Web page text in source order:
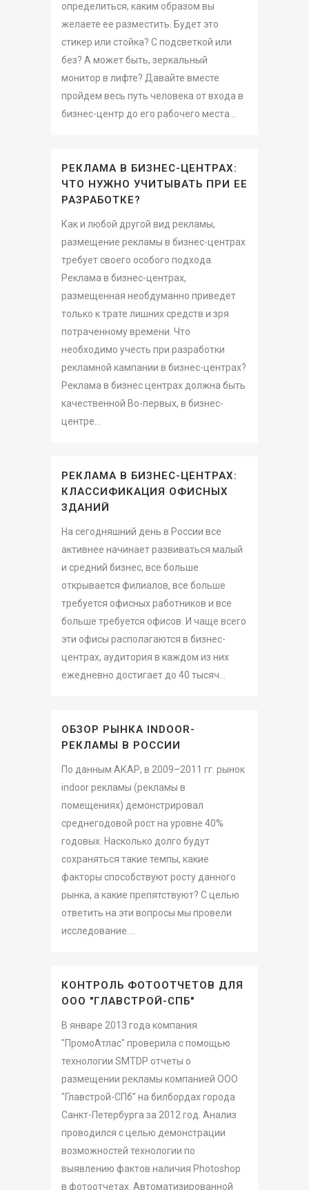
определиться, каким образом вы
желаете ее разместить. Будет это
стикер или стойка? С подсветкой или
без? А может быть, зеркальный
монитор в лифте? Давайте вместе
пройдем весь путь человека от входа в
бизнес-центр до его рабочего места...
РЕКЛАМА В БИЗНЕС-ЦЕНТРАХ:
ЧТО НУЖНО УЧИТЫВАТЬ ПРИ ЕЕ
РАЗРАБОТКЕ?
Как и любой другой вид рекламы,
размещение рекламы в бизнес-центрах
требует своего особого подхода.
Реклама в бизнес-центрах,
размещенная необдуманно приведет
только к трате лишних средств и зря
потраченному времени. Что
необходимо учесть при разработки
рекламной кампании в бизнес-центрах?
Реклама в бизнес центрах должна быть
качественной Во-первых, в бизнес-
центре...
РЕКЛАМА В БИЗНЕС-ЦЕНТРАХ:
КЛАССИФИКАЦИЯ ОФИСНЫХ
ЗДАНИЙ
На сегодняшний день в России все
активнее начинает развиваться малый
и средний бизнес, все больше
открывается филиалов, все больше
требуется офисных работников и все
больше требуется офисов. И чаще всего
эти офисы располагаются в бизнес-
центрах, аудитория в каждом из них
ежедневно достигает до 40 тысяч...
ОБЗОР РЫНКА INDOOR-
РЕКЛАМЫ В РОССИИ
По данным АКАР, в 2009–2011 гг. рынок
indoor рекламы (рекламы в
помещениях) демонстрировал
среднегодовой рост на уровне 40%
годовых. Насколько долго будут
сохраняться такие темпы, какие
факторы способствуют росту данного
рынка, а какие препятствуют? С целью
ответить на эти вопросы мы провели
исследование....
КОНТРОЛЬ ФОТООТЧЕТОВ ДЛЯ
ООО "ГЛАВСТРОЙ-СПБ"
В январе 2013 года компания
"ПромоАтлас" проверила с помощью
технологии SMTDP отчеты о
размещении рекламы компанией ООО
"Главстрой-СПб" на билбордах города
Санкт-Петербурга за 2012 год. Анализ
проводился с целью демонстрации
возможностей технологии по
выявлению фактов наличия Photoshop
в фотоотчетах. Автоматизированной